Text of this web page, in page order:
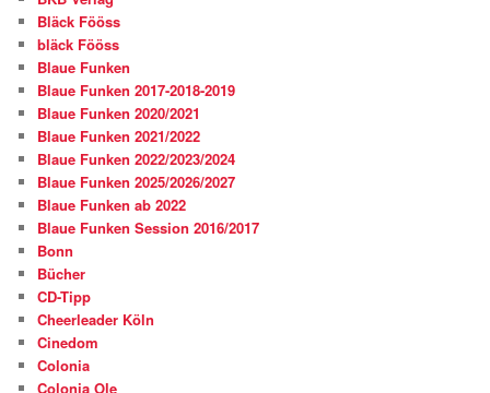
Bläck Fööss
bläck Fööss
Blaue Funken
Blaue Funken 2017-2018-2019
Blaue Funken 2020/2021
Blaue Funken 2021/2022
Blaue Funken 2022/2023/2024
Blaue Funken 2025/2026/2027
Blaue Funken ab 2022
Blaue Funken Session 2016/2017
Bonn
Bücher
CD-Tipp
Cheerleader Köln
Cinedom
Colonia
Colonia Ole